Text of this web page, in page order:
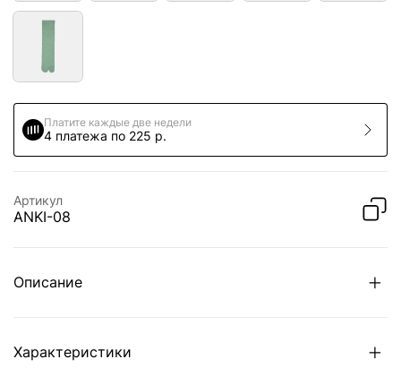
Платите каждые две недели
4 платежа по 225 р.
Артикул
ANKI-08
Описание
Характеристики